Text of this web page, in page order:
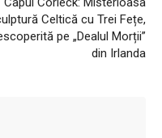
Celtică cu Trei Fețe,
pe „Dealul Morții”
din Irlanda